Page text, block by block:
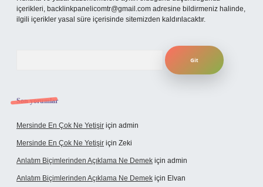
içerikleri, backlinkpanelicomtr@gmail.com adresine bildirmeniz halinde,
ilgili içerikler yasal süre içerisinde sitemizden kaldırılacaktır.
Son yorumlar
Mersinde En Çok Ne Yetişir için admin
Mersinde En Çok Ne Yetişir için Zeki
Anlatım Biçimlerinden Açıklama Ne Demek için admin
Anlatım Biçimlerinden Açıklama Ne Demek için Elvan